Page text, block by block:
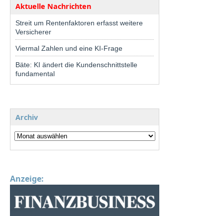
Aktuelle Nachrichten
Streit um Rentenfaktoren erfasst weitere
Versicherer
Viermal Zahlen und eine KI-Frage
Bäte: KI ändert die Kundenschnittstelle
fundamental
Archiv
Anzeige: